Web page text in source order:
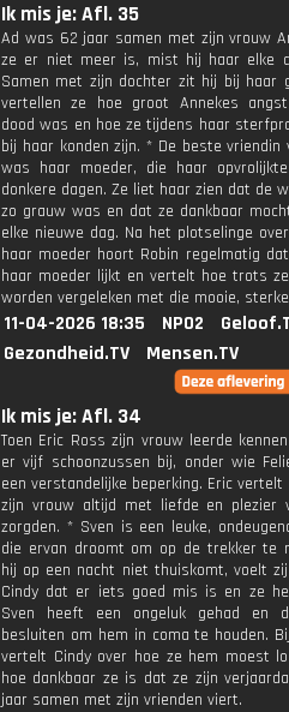
Ik mis je: Afl. 35
Ad was 62 jaar samen met zijn vrouw
ze er niet meer is, mist hij haar elke
Samen met zijn dochter zit hij bij haar
vertellen ze hoe groot Annekes
dood was en hoe ze tijdens haar
bij haar konden zijn. * De beste vriendin
was haar moeder, die haar
donkere dagen. Ze liet haar zien dat de
zo grauw was en dat ze dankbaar
elke nieuwe dag. Na het plotselinge
haar moeder hoort Robin regelmatig
haar moeder lijkt en vertelt hoe trots
worden vergeleken met die mooie,
11-04-2026 18:35 NPO2
Gezondheid.TV
Mensen.TV
Ik mis je: Afl. 34
Toen Eric Ross zijn vrouw leerde
er vijf schoonzussen bij, onder wie
een verstandelijke beperking. Eric vertelt
zijn vrouw altijd met liefde en plezier
zorgden. * Sven is een leuke,
die ervan droomt om op de trekker te
hij op een nacht niet thuiskomt, voelt
Cindy dat er iets goed mis is en ze
Sven heeft een ongeluk gehad en
besluiten om hem in coma te houden.
vertelt Cindy over hoe ze hem moest
hoe dankbaar ze is dat ze zijn
jaar samen met zijn vrienden viert.